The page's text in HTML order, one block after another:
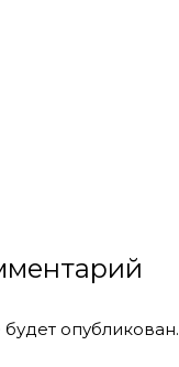
опубликован.